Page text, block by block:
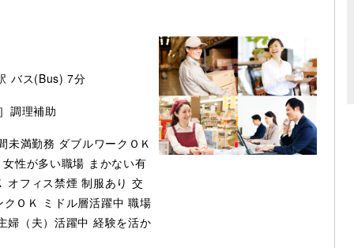
バス(Bus) 7分
理補助
未満勤務 ダブルワークＯＫ
女性が多い職場 まかない有
オフィス禁煙 制服あり 交
ＯＫ ミドル層活躍中 職場
婦（夫）活躍中 経験を活か